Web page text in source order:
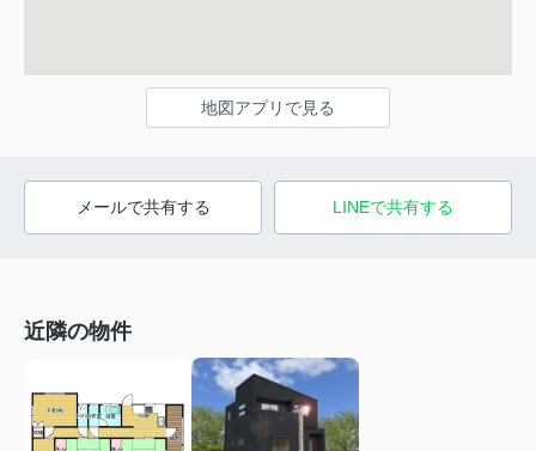
地図アプリで見る
メールで共有する LINEで共有する
近隣の物件